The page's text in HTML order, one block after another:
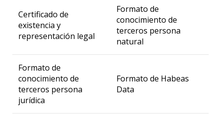
Certificado de
existencia y
representación legal
Formato de
conocimiento de
terceros persona
natural
Formato de
conocimiento de
terceros persona
jurídica
Formato de Habeas
Data